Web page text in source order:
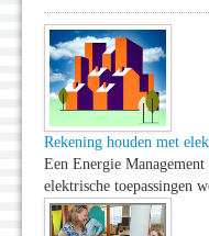
Rekening houden met
Een Energie
elektrische toepassingen